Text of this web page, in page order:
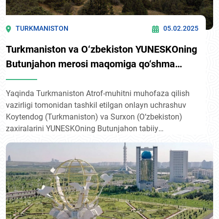
TURKMANISTON 05.02.2025
Turkmaniston va O‘zbekiston YUNESKOning
Butunjahon merosi maqomiga qo‘shma
nominatsiyani tayyorlamoqda
Yaqinda Turkmaniston Atrof-muhitni muhofaza qilish
vazirligi tomonidan tashkil etilgan onlayn uchrashuv
Koytendog (Turkmaniston) va Surxon (O‘zbekiston)
zaxiralarini YUNESKOning Butunjahon tabiiy
merosining transchegaraviy obyekti sifatida ro‘yxatga
olish uchun hujjatlar to‘plamini tayyorlashga yordam
berdi.